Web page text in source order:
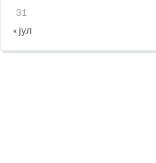
31
« јул